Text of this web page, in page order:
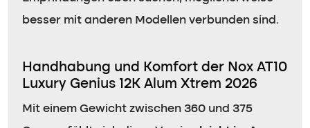
besser mit anderen Modellen verbunden sind.
Handhabung und Komfort der Nox AT10
Luxury Genius 12K Alum Xtrem 2026
Mit einem Gewicht zwischen 360 und 375